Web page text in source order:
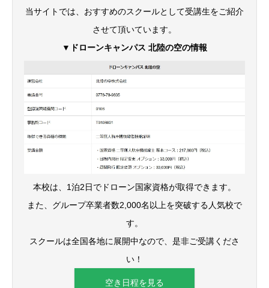
当サイトでは、おすすめのスクールとして受講生をご紹介
させて頂いています。
▼ドローンキャンパス 北陸の空の情報
本校は、1泊2日でドローン国家資格が取得できます。
また、グループ卒業者数2,000名以上を突破する人気校で
す。
スクールは全国各地に展開中なので、是非ご受講くださ
い！
空き日程を見る